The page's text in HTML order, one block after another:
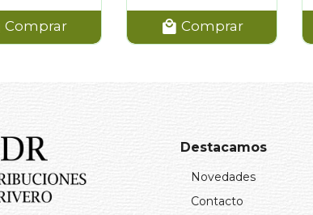
Comprar Comprar
Destacamos
Novedades
Contacto